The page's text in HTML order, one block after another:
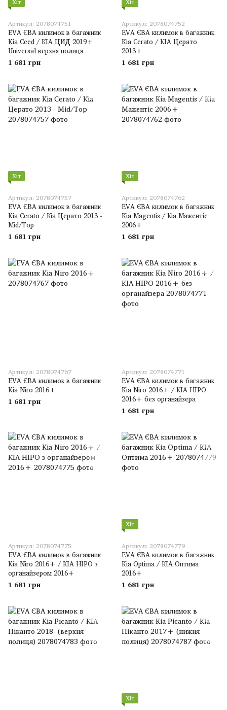
Артикул: 2078074751
EVA ЄВА килимок в багажник
Kia Ceed / КІА ЦИД 2019+
Universal верхня полиця
1 681 грн
Артикул: 2078074752
EVA ЄВА килимок в багажник
Kia Cerato / КІА Церато
2013+
1 681 грн
Хіт
Артикул: 2078074757
EVA ЄВА килимок в багажник
Kia Cerato / Кіа Церато 2013 -
Mid/Top
1 681 грн
Хіт
Артикул: 2078074762
EVA ЄВА килимок в багажник
Kia Magentis / Кіа Мажентіс
2006+
1 681 грн
Артикул: 2078074767
EVA ЄВА килимок в багажник
Kia Niro 2016+
1 681 грн
Артикул: 2078074771
EVA ЄВА килимок в багажник
Kia Niro 2016+ / КІА НІРО
2016+ без органайзера
1 681 грн
Артикул: 2078074775
EVA ЄВА килимок в багажник
Kia Niro 2016+ / КІА НІРО з
органайзером 2016+
1 681 грн
Хіт
Артикул: 2078074779
EVA ЄВА килимок в багажник
Kia Optima / КІА Оптима
2016+
1 681 грн
Хіт